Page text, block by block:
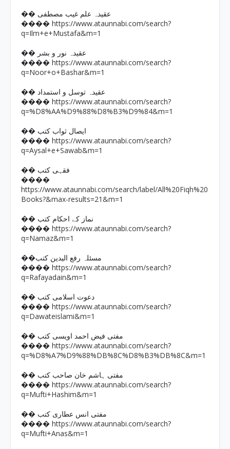
�� عقیدہ علم غیب مصطفی
���� https://www.ataunnabi.com/search?
q=Ilm+e+Mustafa&m=1
�� عقیدہ نور و بشر
���� https://www.ataunnabi.com/search?
q=Noor+o+Bashar&m=1
�� عقیدہ توسل و استمداد
���� https://www.ataunnabi.com/search?
q=%D8%AA%D9%88%D8%B3%D9%84&m=1
�� ایصال ثواب کتب
���� https://www.ataunnabi.com/search?
q=Aysal+e+Sawab&m=1
�� فقہی کتب
����
https://www.ataunnabi.com/search/label/All%20Fiqh%20
Books?&max-results=21&m=1
�� نماز کے احکام کتب
���� https://www.ataunnabi.com/search?
q=Namaz&m=1
��مسئلہ رفع الیدین کتب
���� https://www.ataunnabi.com/search?
q=Rafayadain&m=1
�� دعوت اسلامی کتب
���� https://www.ataunnabi.com/search?
q=Dawateislami&m=1
�� مفتی فیض احمد اویسی کتب
���� https://www.ataunnabi.com/search?
q=%D8%A7%D9%88%DB%8C%D8%B3%DB%8C&m=1
�� مفتی ہاشم خان صاحب کتب
���� https://www.ataunnabi.com/search?
q=Mufti+Hashim&m=1
�� مفتی انس عطاری کتب
���� https://www.ataunnabi.com/search?
q=Mufti+Anas&m=1